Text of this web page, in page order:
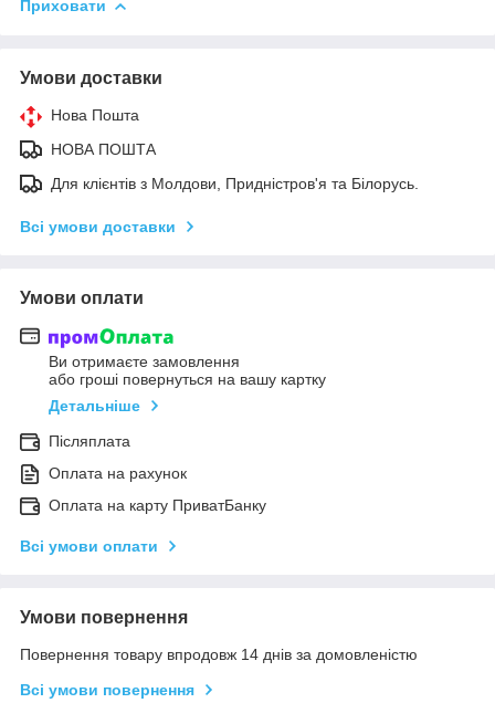
Приховати
Умови доставки
Нова Пошта
НОВА ПОШТА
Для клієнтів з Молдови, Придністров'я та Білорусь.
Всі умови доставки
Умови оплати
Ви отримаєте замовлення
або гроші повернуться на вашу картку
Детальніше
Післяплата
Оплата на рахунок
Оплата на карту ПриватБанку
Всі умови оплати
Умови повернення
Повернення товару впродовж 14 днів за домовленістю
Всі умови повернення